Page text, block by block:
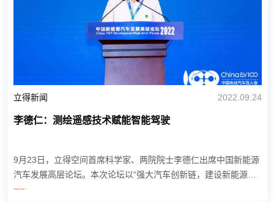
立得新闻 2022.09.24
李德仁：测绘遥感技术赋能智能驾驶
9月23日，立得空间首席科学家、两院院士李德仁出席中国新能源
汽车发展高层论坛。本次论坛以“强大汽车创新链，建设新能源汽
车强国”为主题，由武汉市人民政府、中国电动汽车百人会、中国
Learn more >